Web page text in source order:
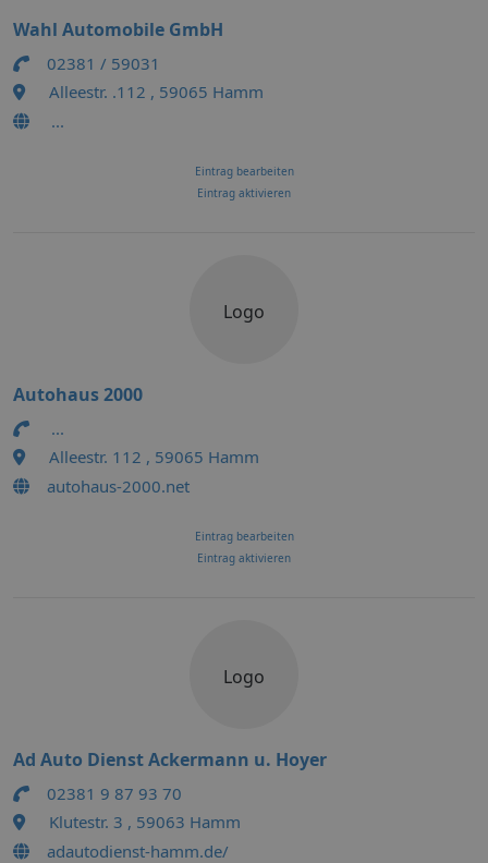
Wahl Automobile GmbH
02381 / 59031
Alleestr. .112 , 59065 Hamm
...
Eintrag bearbeiten
Eintrag aktivieren
Logo
Autohaus 2000
...
Alleestr. 112 , 59065 Hamm
autohaus-2000.net
Eintrag bearbeiten
Eintrag aktivieren
Logo
Ad Auto Dienst Ackermann u. Hoyer
02381 9 87 93 70
Klutestr. 3 , 59063 Hamm
adautodienst-hamm.de/